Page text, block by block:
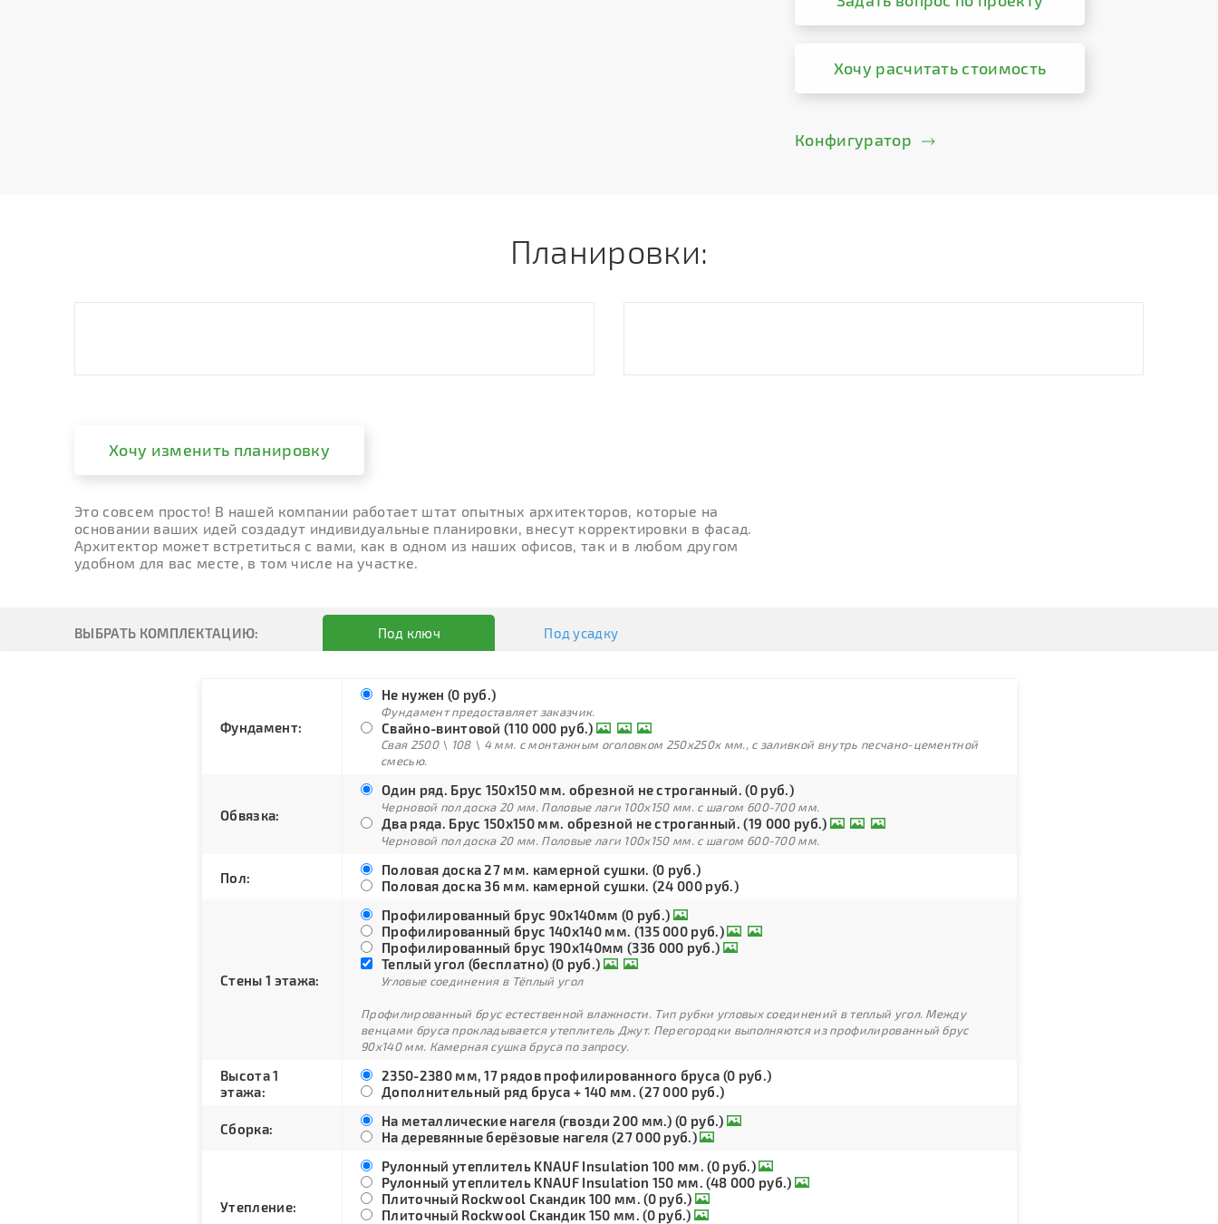
Хочу расчитать стоимость
Конфигуратор
Планировки:
Хочу изменить планировку
Это совсем просто! В нашей компании работает штат опытных архитекторов, которые на
основании ваших идей создадут индивидуальные планировки, внесут корректировки в фасад.
Архитектор может встретиться с вами, как в одном из наших офисов, так и в любом другом
удобном для вас месте, в том числе на участке.
ВЫБРАТЬ КОМПЛЕКТАЦИЮ: Под ключ Под усадку
Фундамент:
Не нужен (0 руб.)
Фундамент предоставляет заказчик.
Свайно-винтовой (110 000 руб.)
Свая 2500 \ 108 \ 4 мм. с монтажным оголовком 250х250х мм., с заливкой внутрь песчано-цементной
смесью.
Обвязка:
Один ряд. Брус 150х150 мм. обрезной не строганный. (0 руб.)
Черновой пол доска 20 мм. Половые лаги 100х150 мм. с шагом 600-700 мм.
Два ряда. Брус 150х150 мм. обрезной не строганный. (19 000 руб.)
Черновой пол доска 20 мм. Половые лаги 100х150 мм. с шагом 600-700 мм.
Пол:
Половая доска 27 мм. камерной сушки. (0 руб.)
Половая доска 36 мм. камерной сушки. (24 000 руб.)
Стены 1 этажа:
Профилированный брус 90х140мм (0 руб.)
Профилированный брус 140х140 мм. (135 000 руб.)
Профилированный брус 190х140мм (336 000 руб.)
Теплый угол (бесплатно) (0 руб.)
Угловые соединения в Тёплый угол
Профилированный брус естественной влажности. Тип рубки угловых соединений в теплый угол. Между
венцами бруса прокладывается утеплитель Джут. Перегородки выполняются из профилированный брус
90х140 мм. Камерная сушка бруса по запросу.
Высота 1
этажа:
2350-2380 мм, 17 рядов профилированного бруса (0 руб.)
Дополнительный ряд бруса + 140 мм. (27 000 руб.)
Сборка:
На металлические нагеля (гвозди 200 мм.) (0 руб.)
На деревянные берёзовые нагеля (27 000 руб.)
Утепление:
Рулонный утеплитель KNAUF Insulation 100 мм. (0 руб.)
Рулонный утеплитель KNAUF Insulation 150 мм. (48 000 руб.)
Плиточный Rockwool Скандик 100 мм. (0 руб.)
Плиточный Rockwool Скандик 150 мм. (0 руб.)